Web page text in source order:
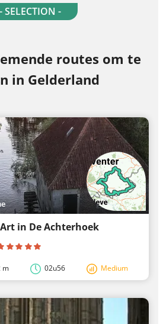
- SELECTION -
routes om te
in Gelderland
in De Achterhoek
m 02u56 Medium